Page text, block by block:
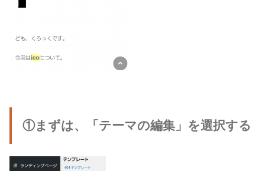
①まずは、「テーマの編集」を選択する